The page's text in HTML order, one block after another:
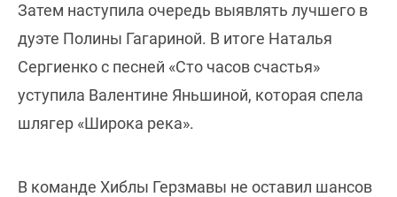
Затем наступила очередь выявлять лучшего в
дуэте Полины Гагариной. В итоге Наталья
Сергиенко с песней «Сто часов счастья»
уступила Валентине Яньшиной, которая спела
шлягер «Широка река».
В команде Хиблы Герзмавы не оставил шансов